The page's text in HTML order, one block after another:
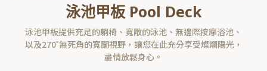
泳池甲板 Pool Deck
泳池甲板提供充足的躺椅、寬敞的泳池、無邊際按摩浴池、
以及270˚無死角的寬闊視野，讓您在此充分享受燦爛陽光，
盡情放鬆身心。